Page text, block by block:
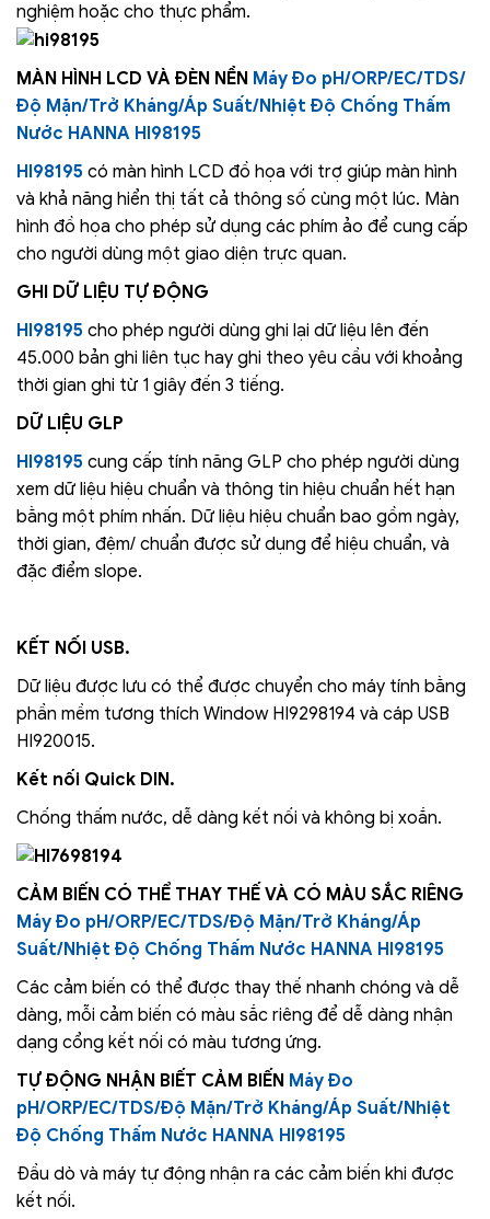
nghiệm hoặc cho thực phẩm.
MÀN HÌNH LCD VÀ ĐÈN NỀN Máy Đo pH/ORP/EC/TDS/
Độ Mặn/Trở Kháng/Áp Suất/Nhiệt Độ Chống Thấm
Nước HANNA HI98195
HI98195 có màn hình LCD đồ họa với trợ giúp màn hình
và khả năng hiển thị tất cả thông số cùng một lúc. Màn
hình đồ họa cho phép sử dụng các phím ảo để cung cấp
cho người dùng một giao diện trực quan.
GHI DỮ LIỆU TỰ ĐỘNG
HI98195 cho phép người dùng ghi lại dữ liệu lên đến
45.000 bản ghi liên tục hay ghi theo yêu cầu với khoảng
thời gian ghi từ 1 giây đến 3 tiếng.
DỮ LIỆU GLP
HI98195 cung cấp tính năng GLP cho phép người dùng
xem dữ liệu hiệu chuẩn và thông tin hiệu chuẩn hết hạn
bằng một phím nhấn. Dữ liệu hiệu chuẩn bao gồm ngày,
thời gian, đệm/ chuẩn được sử dụng để hiệu chuẩn, và
đặc điểm slope.
KẾT NỐI USB.
Dữ liệu được lưu có thể được chuyển cho máy tính bằng
phần mềm tương thích Window HI9298194 và cáp USB
HI920015.
Kết nối Quick DIN.
Chống thấm nước, dễ dàng kết nối và không bị xoắn.
CẢM BIẾN CÓ THỂ THAY THẾ VÀ CÓ MÀU SẮC RIÊNG
Máy Đo pH/ORP/EC/TDS/Độ Mặn/Trở Kháng/Áp
Suất/Nhiệt Độ Chống Thấm Nước HANNA HI98195
Các cảm biến có thể được thay thế nhanh chóng và dễ
dàng, mỗi cảm biến có màu sắc riêng để dễ dàng nhận
dạng cổng kết nối có màu tương ứng.
TỰ ĐỘNG NHẬN BIẾT CẢM BIẾN Máy Đo
pH/ORP/EC/TDS/Độ Mặn/Trở Kháng/Áp Suất/Nhiệt
Độ Chống Thấm Nước HANNA HI98195
Đầu dò và máy tự động nhận ra các cảm biến khi được
kết nối.